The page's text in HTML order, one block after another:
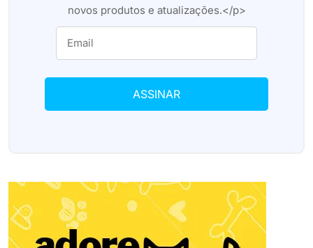
novos produtos e atualizações.</p>
ASSINAR